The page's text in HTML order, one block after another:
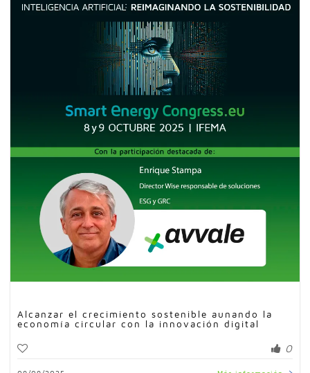
Alcanzar el crecimiento sostenible aunando la
economía circular con la innovación digital
0